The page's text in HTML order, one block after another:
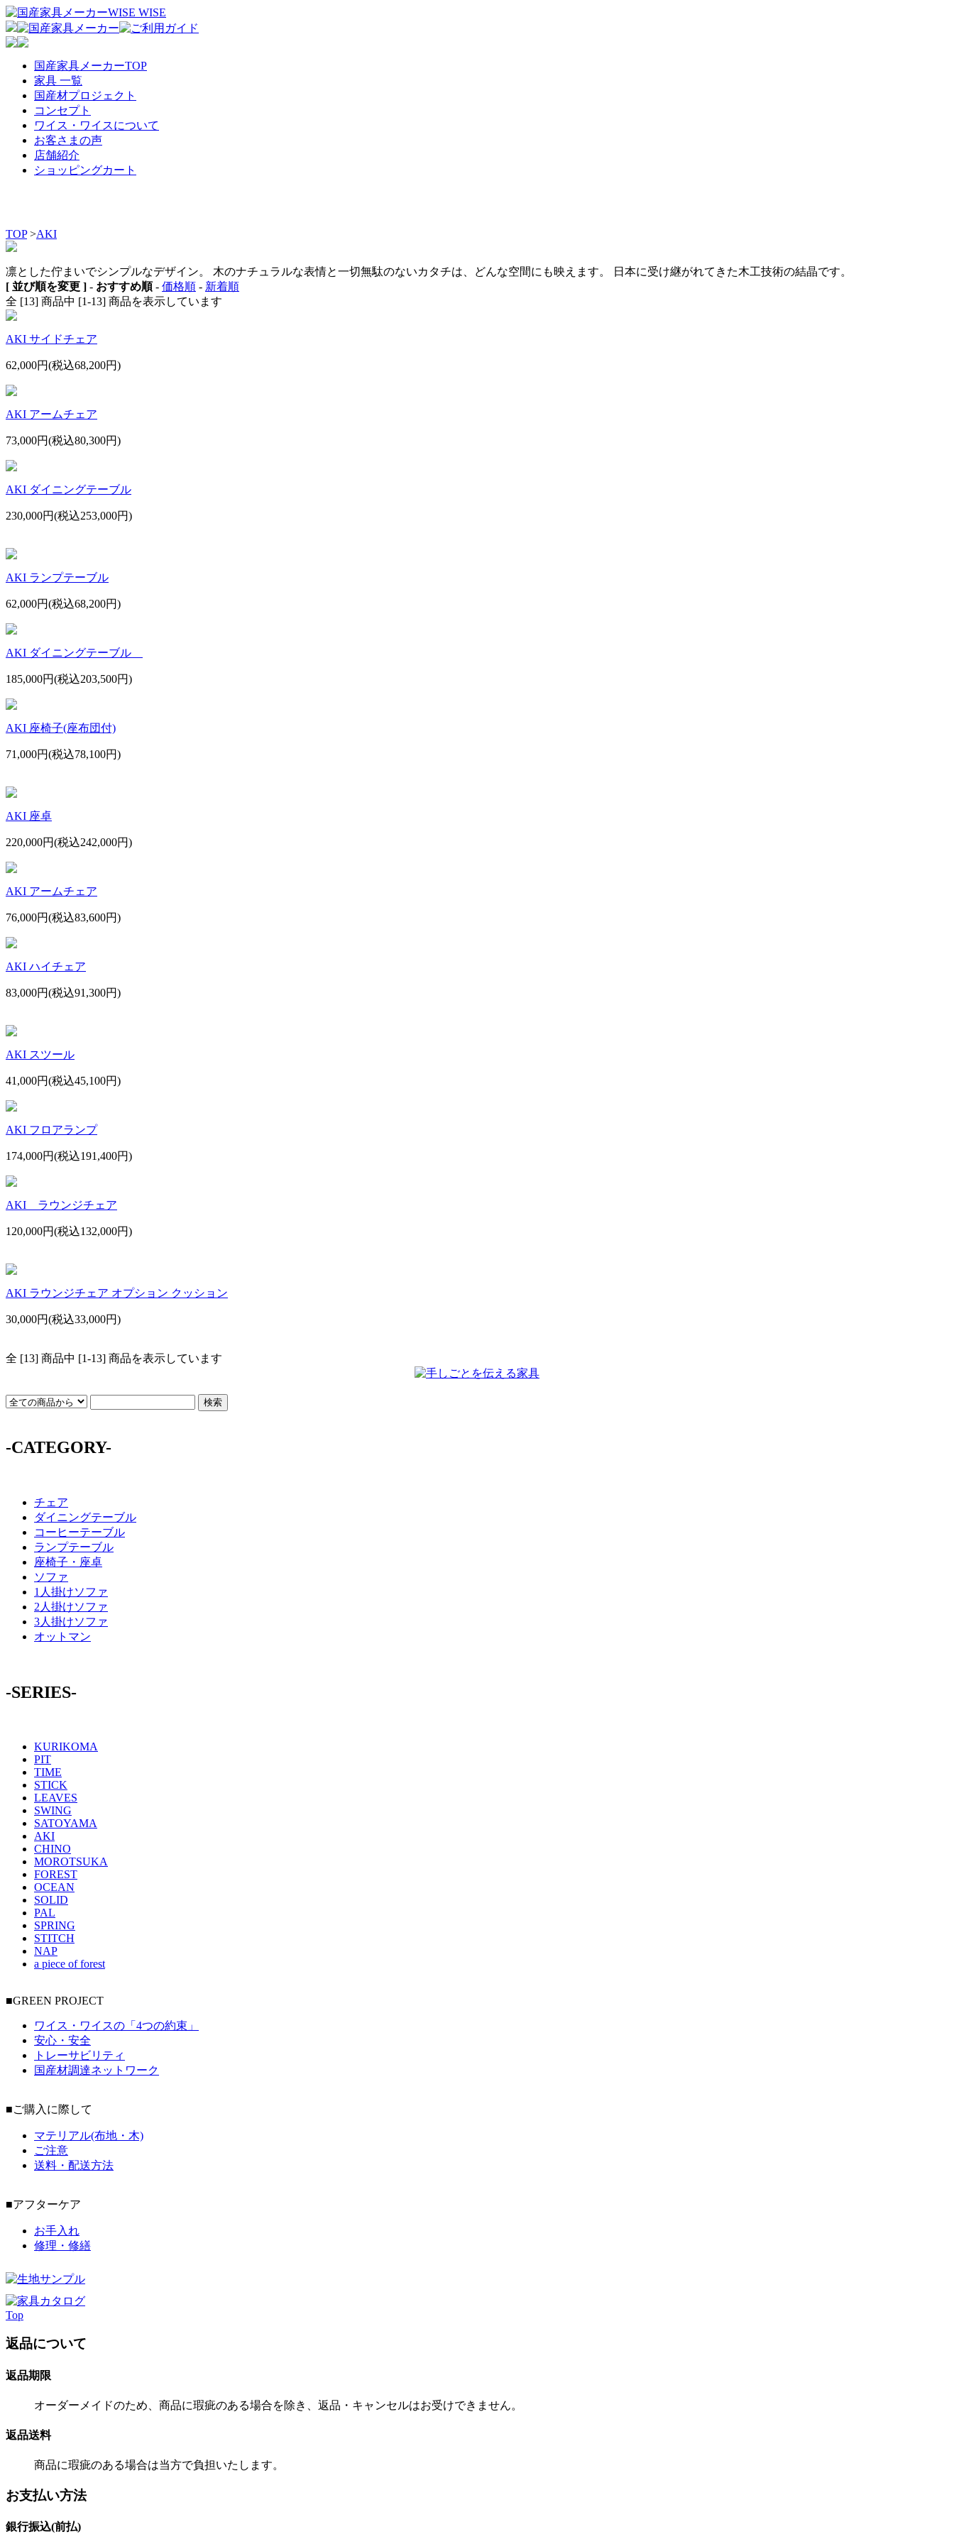
国産家具メーカーTOP
家具 一覧
国産材プロジェクト
コンセプト
ワイス・ワイスについて
お客さまの声
店舗紹介
ショッピングカート
TOP >AKI
凛とした佇まいでシンプルなデザイン。 木のナチュラルな表情と一切無駄のないカタチは、どんな空間にも映えます。 日本に受け継がれてきた木工技術の結晶です。
[ 並び順を変更 ] - おすすめ順- 価格順 - 新着順
全 [13] 商品中 [1-13] 商品を表示しています
AKI サイドチェア
62,000円(税込68,200円)
AKI アームチェア
73,000円(税込80,300円)
AKI ダイニングテーブル
230,000円(税込253,000円)
AKI ランプテーブル
62,000円(税込68,200円)
AKI ダイニングテーブル
185,000円(税込203,500円)
AKI 座椅子(座布団付)
71,000円(税込78,100円)
AKI 座卓
220,000円(税込242,000円)
AKI アームチェア
76,000円(税込83,600円)
AKI ハイチェア
83,000円(税込91,300円)
AKI スツール
41,000円(税込45,100円)
AKI フロアランプ
174,000円(税込191,400円)
AKI ラウンジチェア
120,000円(税込132,000円)
AKI ラウンジチェア オプション クッション
30,000円(税込33,000円)
全 [13] 商品中 [1-13] 商品を表示しています
-CATEGORY-
チェア
ダイニングテーブル
コーヒーテーブル
ランプテーブル
座椅子・座卓
ソファ
1人掛けソファ
2人掛けソファ
3人掛けソファ
オットマン
-SERIES-
KURIKOMA
PIT
TIME
STICK
LEAVES
SWING
SATOYAMA
AKI
CHINO
MOROTSUKA
FOREST
OCEAN
SOLID
PAL
SPRING
STITCH
NAP
a piece of forest
■GREEN PROJECT
ワイス・ワイスの「4つの約束」
安心・安全
トレーサビリティ
国産材調達ネットワーク
■ご購入に際して
マテリアル(布地・木)
ご注意
送料・配送方法
■アフターケア
お手入れ
修理・修繕
Top
返品について
返品期限
オーダーメイドのため、商品に瑕疵のある場合を除き、返品・キャンセルはお受けできません。
返品送料
商品に瑕疵のある場合は当方で負担いたします。
お支払い方法
銀行振込(前払)